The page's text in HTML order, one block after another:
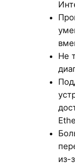
Не
из-